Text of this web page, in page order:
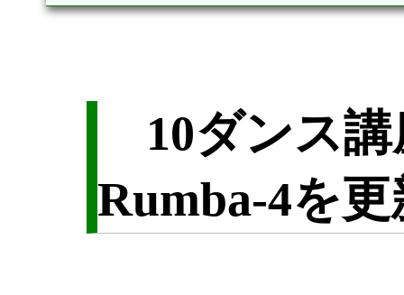
10ダンス講
Rumba-4を